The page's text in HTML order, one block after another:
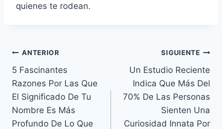
quienes te rodean.
Navegación
de
entradas
ANTERIOR
5 Fascinantes
Razones Por Las Que
El Significado De Tu
Nombre Es Más
Profundo De Lo Que
SIGUIENTE
Un Estudio Reciente
Indica Que Más Del
70% De Las Personas
Sienten Una
Curiosidad Innata Por